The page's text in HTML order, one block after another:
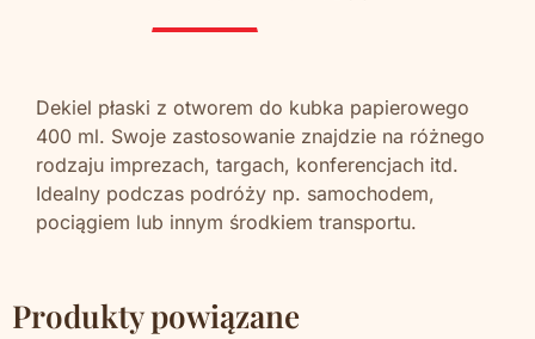
Dekiel płaski z otworem do kubka papierowego
400 ml. Swoje zastosowanie znajdzie na różnego
rodzaju imprezach, targach, konferencjach itd.
Idealny podczas podróży np. samochodem,
pociągiem lub innym środkiem transportu.
Produkty powiązane